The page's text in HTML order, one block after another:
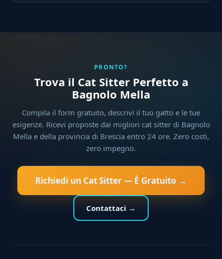
PRONTO?
Trova il Cat Sitter Perfetto a
Bagnolo Mella
Compila il form gratuito, descrivi il tuo gatto e le tue
esigenze. Ricevi proposte dai migliori cat sitter di Bagnolo
Mella e della provincia di Brescia entro 24 ore. Zero costi,
zero impegno.
Richiedi un Cat Sitter — È Gratuito →
Contattaci →